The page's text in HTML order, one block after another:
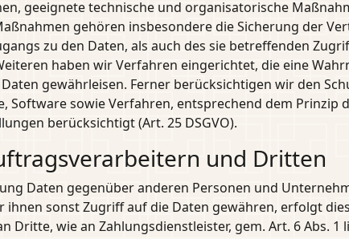
geeignete technische und organisatorische
gehören insbesondere die Sicherung der
zu den Daten, als auch des sie betreffenden
haben wir Verfahren eingerichtet, die eine
gewährleisen. Ferner berücksichtigen wir den
Software sowie Verfahren, entsprechend dem Prinzip
berücksichtigt (Art. 25 DSGVO).
und Dritten
Daten gegenüber anderen Personen und
sonst Zugriff auf die Daten gewähren, erfolgt
Dritte, wie an Zahlungsdienstleister, gem. Art. 6 Abs.